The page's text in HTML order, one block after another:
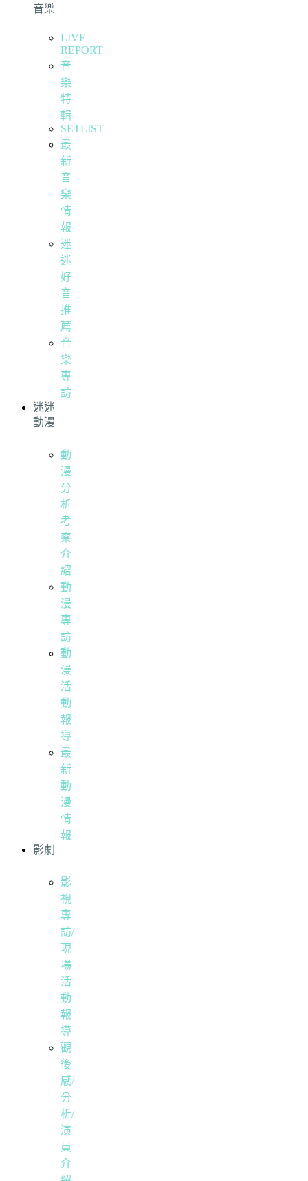
音樂
LIVE
REPORT
音
樂
特
輯
SETLIST
最
新
音
樂
情
報
迷
迷
好
音
推
薦
音
樂
專
訪
迷迷
動漫
動
漫
分
析
考
察
介
紹
動
漫
專
訪
動
漫
活
動
報
導
最
新
動
漫
情
報
影劇
影
視
專
訪/
現
場
活
動
報
導
觀
後
感/
分
析/
演
員
介